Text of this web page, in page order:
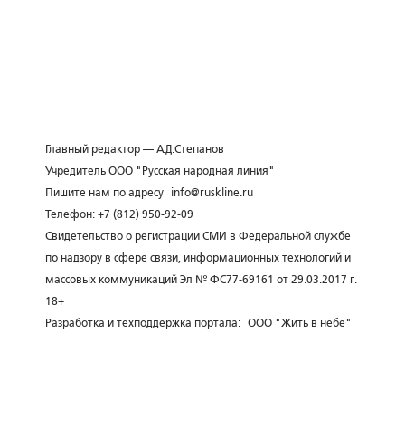
Главный редактор — А.Д.Степанов
Учредитель ООО "Русская народная линия"
Пишите нам по адресу
info@ruskline.ru
Телефон: +7 (812) 950-92-09
Свидетельство о регистрации СМИ в Федеральной службе
по надзору в сфере связи, информационных технологий и
массовых коммуникаций Эл № ФС77-69161 от 29.03.2017 г.
18+
Разработка и техподдержка портала: ООО "Жить в небе"